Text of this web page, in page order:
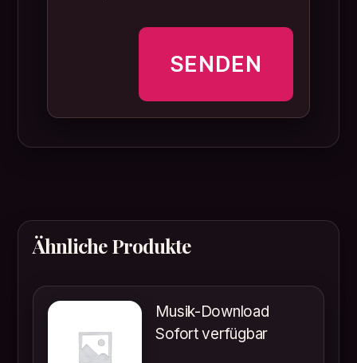
Ähnliche Produkte
Musik-Download
Sofort verfügbar